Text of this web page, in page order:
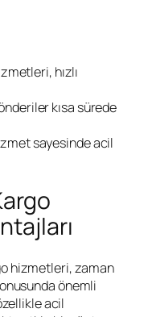
hızlı
kısa sürede
sayesinde acil
hizmetleri, zaman
önemli
acil